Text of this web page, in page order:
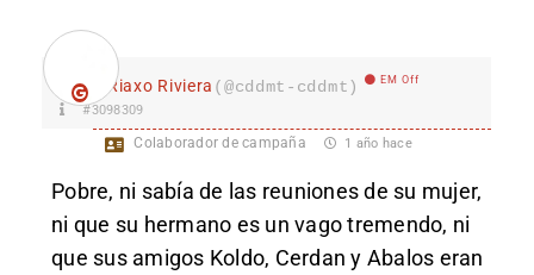
Riaxo Riviera (@cddmt-cddmt) EM Off
#3098309
Colaborador de campaña 1 año hace
Pobre, ni sabía de las reuniones de su mujer,
ni que su hermano es un vago tremendo, ni
que sus amigos Koldo, Cerdan y Abalos eran